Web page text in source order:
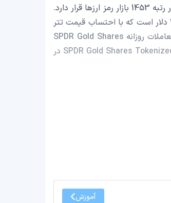
یا رمزارز (Cryptocurrency) است که با ارزش بازار حدود 2,469,745.80 دلار در رتبه 1453 بازار رمز ارزها قرار دارد.
قیمت SPDR Gold Shares Tokenized Stock (Ondo) در این لحظه 387.68 دلار است که با احتساب قیمت تتر
0.9991 تومان، با قیمت 73,745,471 تومان در ایران معامله می‌شود. حجم معاملات روزانه SPDR Gold Shares
Tokenized Stock (Ondo) 1,570,624.00 دلار است و قیمت SPDR Gold Shares Tokenized Stock (Ondo) در
آموزش